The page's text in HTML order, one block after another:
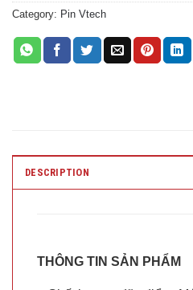
Category: Pin Vtech
DESCRIPTION
THÔNG TIN SẢN PHẨM